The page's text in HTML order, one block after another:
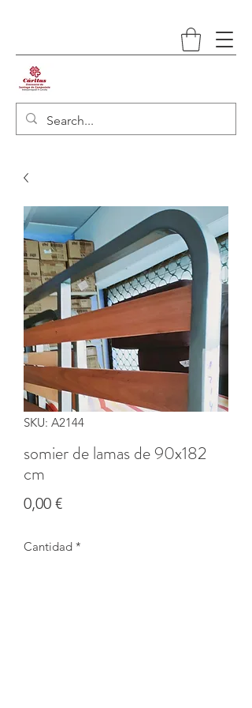
SKU: A2144
somier de lamas de 90x182
cm
0,00 €Precio
Cantidad *